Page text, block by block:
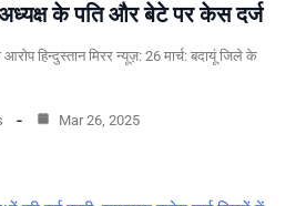
के पति और बेटे पर केस दर्ज
हिन्दुस्तान मिरर न्यूज़: 26 मार्च: बदायूं जिले के
Mar 26, 2025